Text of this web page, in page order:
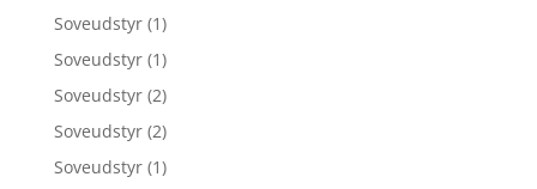
Soveudstyr (1)
Soveudstyr (1)
Soveudstyr (2)
Soveudstyr (2)
Soveudstyr (1)